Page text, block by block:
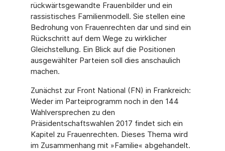
rückwärtsgewandte Frauenbilder und ein
rassistisches Familienmodell. Sie stellen eine
Bedrohung von Frauenrechten dar und sind ein
Rück­schritt auf dem Wege zu wirklicher
Gleichstellung. Ein Blick auf die Positionen
ausgewähl­ter Parteien soll dies anschaulich
machen.
Zunächst zur Front National (FN) in Frankreich:
Weder im Parteiprogramm noch in den 144
Wahlversprechen zu den
Präsidentschaftswahlen 2017 findet sich ein
Kapitel zu Frauen­rechten. Dieses Thema wird
im Zusammenhang mit »Familie« abgehandelt.